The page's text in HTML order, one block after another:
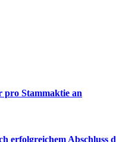
pro Stammaktie an
erfolgreichem